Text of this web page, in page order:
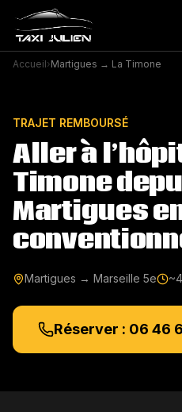
Accueil›Martigues → La Timone
TRAJET REMBOURSÉ
Aller à
Timone
Martigues
Martigues → Marseille 5e
Réserver : 06 46